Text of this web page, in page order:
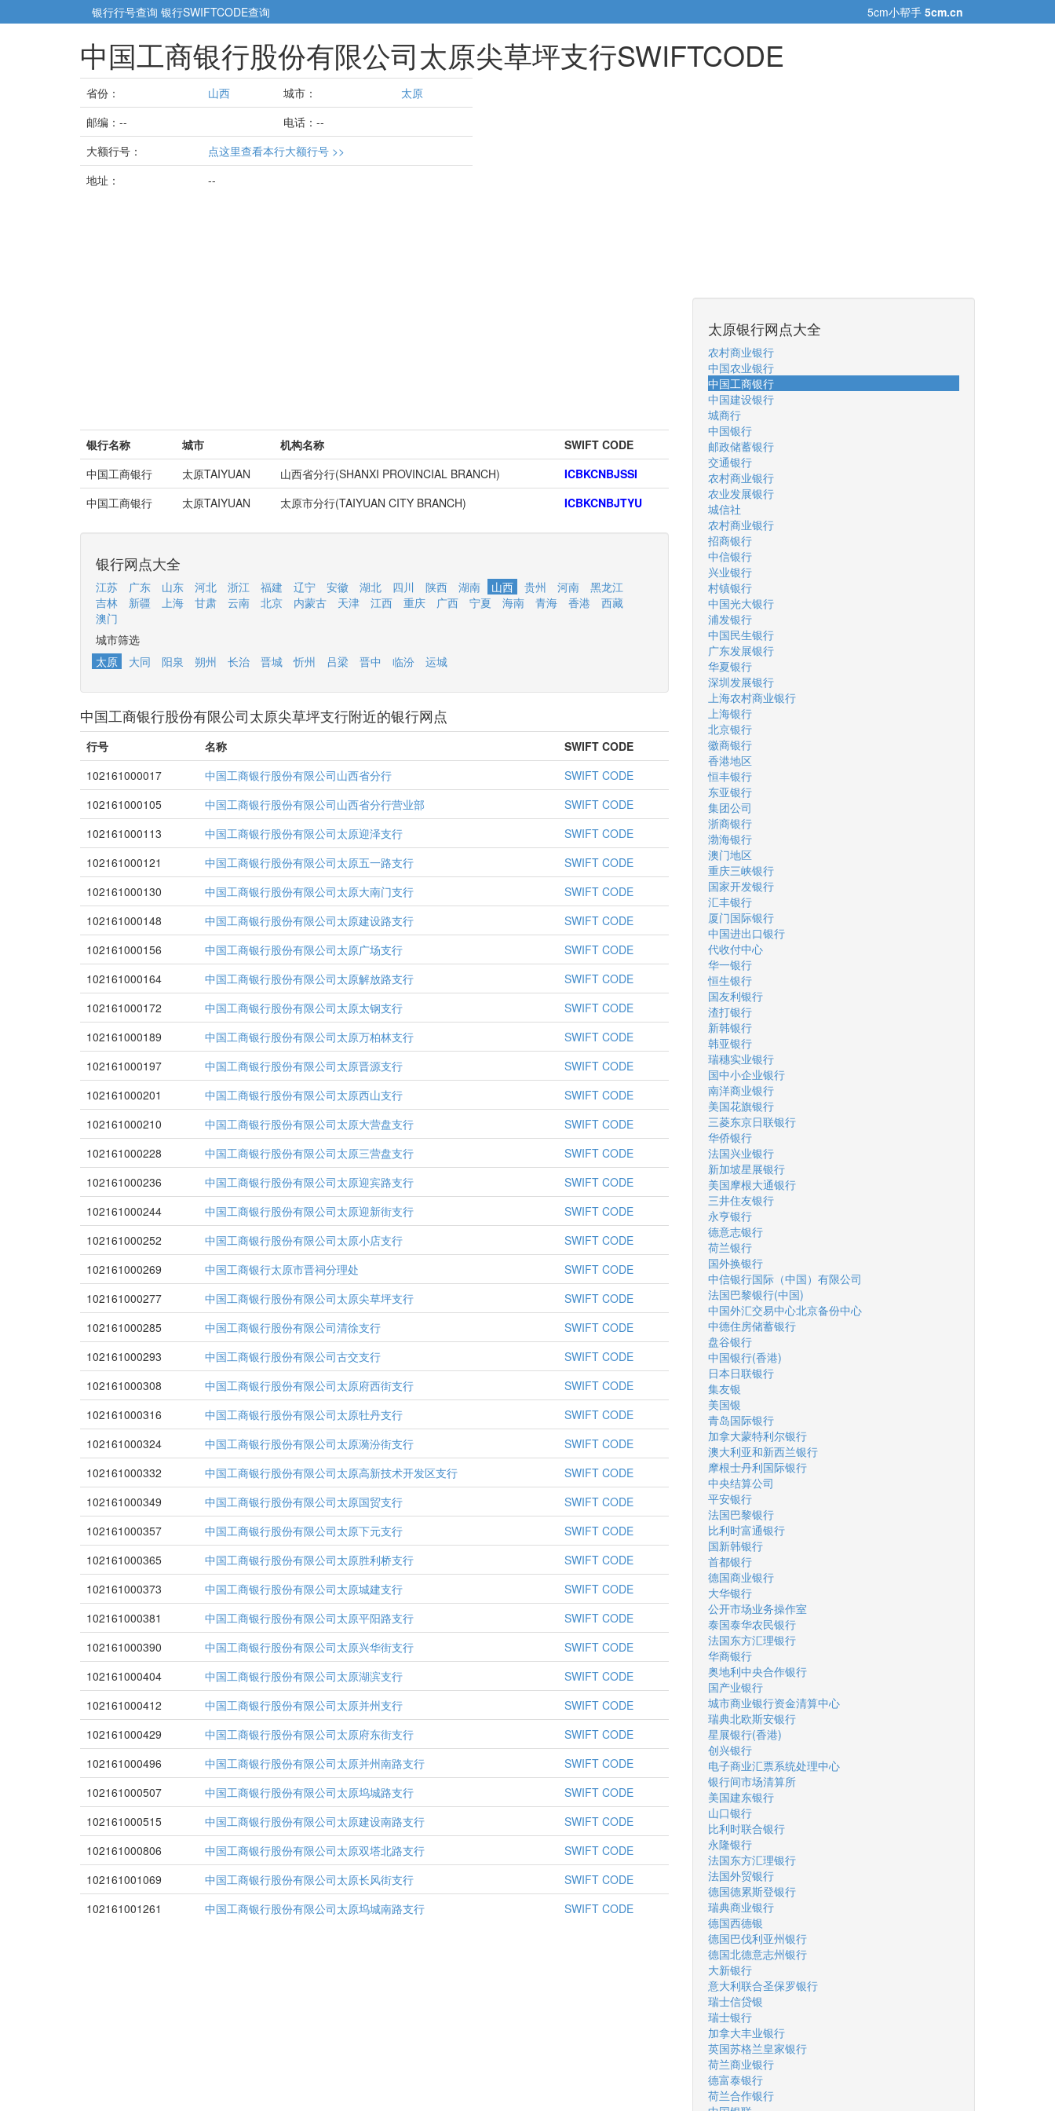
银行行号查询 银行SWIFTCODE查询 5cm小帮手 5cm.cn
中国工商银行股份有限公司太原尖草坪支行SWIFTCODE
省份： 山西 城市：
太原
邮编：--
电话：--
大额行号：
点这里查看本行大额行号 >>
地址：
--
银行名称 城市 机构名称
SWIFT CODE
中国工商银行
太原TAIYUAN 山西省分行(SHANXI PROVINCIAL BRANCH)
ICBKCNBJSSI
中国工商银行
太原TAIYUAN 太原市分行(TAIYUAN CITY BRANCH) ICBKCNBJTYU
银行网点大全
江苏 广东 山东 河北 浙江 福建 辽宁 安徽 湖北 四川 陕西 湖南 山西 贵州 河南
黑龙江
吉林
新疆 上海 甘肃 云南 北京 内蒙古 天津 江西 重庆 广西 宁夏 海南 青海 香港
西藏
澳门
城市筛选
太原
大同 阳泉 朔州 长治 晋城 忻州 吕梁 晋中 临汾 运城
中国工商银行股份有限公司太原尖草坪支行附近的银行网点
行号 名称
SWIFT CODE
102161000017
中国工商银行股份有限公司山西省分行
SWIFT CODE
102161000105
中国工商银行股份有限公司山西省分行营业部
SWIFT CODE
102161000113
中国工商银行股份有限公司太原迎泽支行
SWIFT CODE
102161000121
中国工商银行股份有限公司太原五一路支行
SWIFT CODE
102161000130
中国工商银行股份有限公司太原大南门支行
SWIFT CODE
102161000148
中国工商银行股份有限公司太原建设路支行
SWIFT CODE
102161000156
中国工商银行股份有限公司太原广场支行
SWIFT CODE
102161000164
中国工商银行股份有限公司太原解放路支行
SWIFT CODE
102161000172
中国工商银行股份有限公司太原太钢支行
SWIFT CODE
102161000189
中国工商银行股份有限公司太原万柏林支行
SWIFT CODE
102161000197
中国工商银行股份有限公司太原晋源支行
SWIFT CODE
102161000201
中国工商银行股份有限公司太原西山支行
SWIFT CODE
102161000210
中国工商银行股份有限公司太原大营盘支行
SWIFT CODE
102161000228
中国工商银行股份有限公司太原三营盘支行
SWIFT CODE
102161000236
中国工商银行股份有限公司太原迎宾路支行
SWIFT CODE
102161000244
中国工商银行股份有限公司太原迎新街支行
SWIFT CODE
102161000252
中国工商银行股份有限公司太原小店支行
SWIFT CODE
102161000269
中国工商银行太原市晋祠分理处
SWIFT CODE
102161000277
中国工商银行股份有限公司太原尖草坪支行
SWIFT CODE
102161000285
中国工商银行股份有限公司清徐支行
SWIFT CODE
102161000293
中国工商银行股份有限公司古交支行
SWIFT CODE
102161000308
中国工商银行股份有限公司太原府西街支行
SWIFT CODE
102161000316
中国工商银行股份有限公司太原牡丹支行
SWIFT CODE
102161000324
中国工商银行股份有限公司太原漪汾街支行
SWIFT CODE
102161000332
中国工商银行股份有限公司太原高新技术开发区支行
SWIFT CODE
102161000349
中国工商银行股份有限公司太原国贸支行
SWIFT CODE
102161000357
中国工商银行股份有限公司太原下元支行
SWIFT CODE
102161000365
中国工商银行股份有限公司太原胜利桥支行
SWIFT CODE
102161000373
中国工商银行股份有限公司太原城建支行
SWIFT CODE
102161000381
中国工商银行股份有限公司太原平阳路支行
SWIFT CODE
102161000390
中国工商银行股份有限公司太原兴华街支行
SWIFT CODE
102161000404
中国工商银行股份有限公司太原湖滨支行
SWIFT CODE
102161000412
中国工商银行股份有限公司太原并州支行
SWIFT CODE
102161000429
中国工商银行股份有限公司太原府东街支行
SWIFT CODE
102161000496
中国工商银行股份有限公司太原并州南路支行
SWIFT CODE
102161000507
中国工商银行股份有限公司太原坞城路支行
SWIFT CODE
102161000515
中国工商银行股份有限公司太原建设南路支行
SWIFT CODE
102161000806
中国工商银行股份有限公司太原双塔北路支行
SWIFT CODE
102161001069
中国工商银行股份有限公司太原长风街支行
SWIFT CODE
102161001261
中国工商银行股份有限公司太原坞城南路支行 SWIFT CODE
太原银行网点大全
农村商业银行
中国农业银行
中国工商银行
中国建设银行
城商行
中国银行
邮政储蓄银行
交通银行
农村商业银行
农业发展银行
城信社
农村商业银行
招商银行
中信银行
兴业银行
村镇银行
中国光大银行
浦发银行
中国民生银行
广东发展银行
华夏银行
深圳发展银行
上海农村商业银行
上海银行
北京银行
徽商银行
香港地区
恒丰银行
东亚银行
集团公司
浙商银行
渤海银行
澳门地区
重庆三峡银行
国家开发银行
汇丰银行
厦门国际银行
中国进出口银行
代收付中心
华一银行
恒生银行
国友利银行
渣打银行
新韩银行
韩亚银行
瑞穗实业银行
国中小企业银行
南洋商业银行
美国花旗银行
三菱东京日联银行
华侨银行
法国兴业银行
新加坡星展银行
美国摩根大通银行
三井住友银行
永亨银行
德意志银行
荷兰银行
国外换银行
中信银行国际（中国）有限公司
法国巴黎银行(中国)
中国外汇交易中心北京备份中心
中德住房储蓄银行
盘谷银行
中国银行(香港)
日本日联银行
集友银
美国银
青岛国际银行
加拿大蒙特利尔银行
澳大利亚和新西兰银行
摩根士丹利国际银行
中央结算公司
平安银行
法国巴黎银行
比利时富通银行
国新韩银行
首都银行
德国商业银行
大华银行
公开市场业务操作室
泰国泰华农民银行
法国东方汇理银行
华商银行
奥地利中央合作银行
国产业银行
城市商业银行资金清算中心
瑞典北欧斯安银行
星展银行(香港)
创兴银行
电子商业汇票系统处理中心
银行间市场清算所
美国建东银行
山口银行
比利时联合银行
永隆银行
法国东方汇理银行
法国外贸银行
德国德累斯登银行
瑞典商业银行
德国西德银
德国巴伐利亚州银行
德国北德意志州银行
大新银行
意大利联合圣保罗银行
瑞士信贷银
瑞士银行
加拿大丰业银行
英国苏格兰皇家银行
荷兰商业银行
德富泰银行
荷兰合作银行